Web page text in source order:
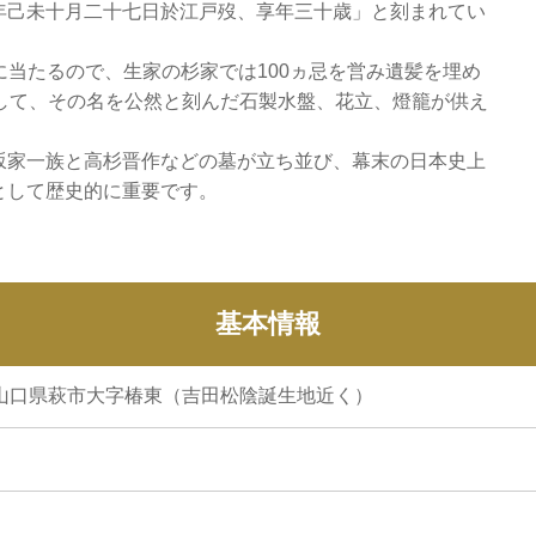
未十月二十七日於江戸歿、享年三十歳」と刻まれてい
たるので、生家の杉家では100ヵ忌を営み遺髪を埋め
、その名を公然と刻んだ石製水盤、花立、燈籠が供え
一族と高杉晋作などの墓が立ち並び、幕末の日本史上
て歴史的に重要です。
基本情報
県萩市大字椿東（吉田松陰誕生地近く）